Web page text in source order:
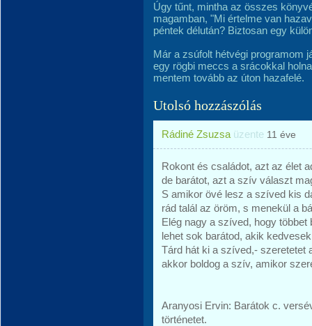
Úgy tűnt, mintha az összes
magamban, "Mi értelme van
péntek délután? Biztosan egy
Már a zsúfolt hétvégi programom
egy rögbi meccs a srácokkal
mentem tovább az úton hazafelé.
Utolsó hozzászólás
Rádiné Zsuzsa üzente 11 éve
Rokont és családot, azt az élet
de barátot, azt a szív választ
S amikor övé lesz a szíved kis
rád talál az öröm, s menekül a
Elég nagy a szíved, hogy többet
lehet sok barátod, akik
Tárd hát ki a szíved,- szeretetet
akkor boldog a szív, amikor
Aranyosi Ervin: Barátok c.
történetet.